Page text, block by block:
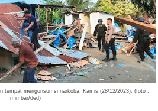
tempat mengonsumsi narkoba, Kamis (28/12/2023). (foto :
mimbar/ded)